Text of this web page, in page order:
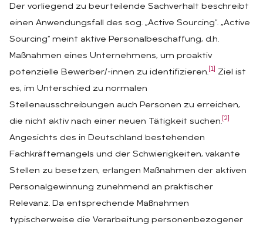
Der vorliegend zu beurteilende Sachverhalt beschreibt
einen Anwendungsfall des sog. „Active Sourcing“. „Active
Sourcing“ meint aktive Personalbeschaffung, d.h.
Maßnahmen eines Unternehmens, um proaktiv
potenzielle Bewerber/-innen zu identifizieren. [1]
Ziel ist
es, im Unterschied zu normalen
Stellenausschreibungen auch Personen zu erreichen,
die nicht aktiv nach einer neuen Tätigkeit suchen. [2]
Angesichts des in Deutschland bestehenden
Fachkräftemangels und der Schwierigkeiten, vakante
Stellen zu besetzen, erlangen Maßnahmen der aktiven
Personalgewinnung zunehmend an praktischer
Relevanz. Da entsprechende Maßnahmen
typischerweise die Verarbeitung personenbezogener